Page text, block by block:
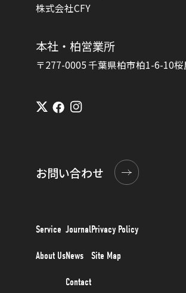
株式会社CFY
本社・柏営業所
〒277-0005 千葉県柏市柏1-6-10
お問い合わせ
Service
About Us
Journal
News
Contact
Privacy Policy
Site Map